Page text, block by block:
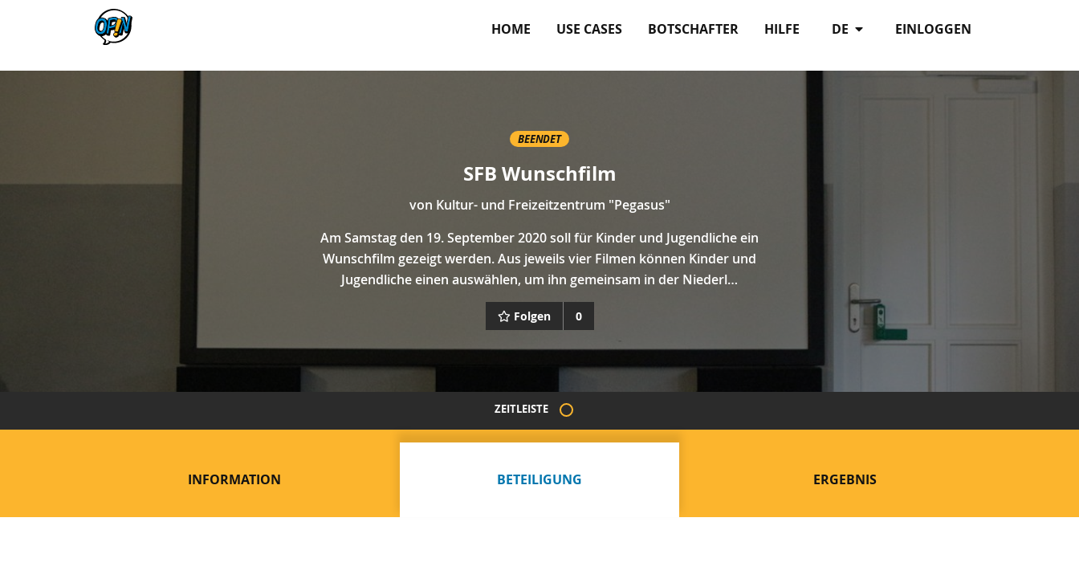
EINLOGGEN
DE
HOME USE CASES BOTSCHAFTER HILFE
BEENDET
SFB Wunschfilm
von Kultur- und Freizeitzentrum "Pegasus"
Am Samstag den 19. September 2020 soll für Kinder und Jugendliche ein
Wunschfilm gezeigt werden. Aus jeweils vier Filmen können Kinder und
Jugendliche einen auswählen, um ihn gemeinsam in der Niederl…
Folgen 0
ZEITLEISTE
INFORMATION BETEILIGUNG ERGEBNIS